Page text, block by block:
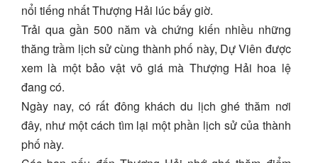
nổi tiếng nhất Thượng Hải lúc bấy giờ.
Trải qua gần 500 năm và chứng kiến nhiều những
thăng trầm lịch sử cùng thành phố này, Dự Viên được
xem là một bảo vật vô giá mà Thượng Hải hoa lệ
đang có.
Ngày nay, có rất đông khách du lịch ghé thăm nơi
đây, như một cách tìm lại một phần lịch sử của thành
phố này.